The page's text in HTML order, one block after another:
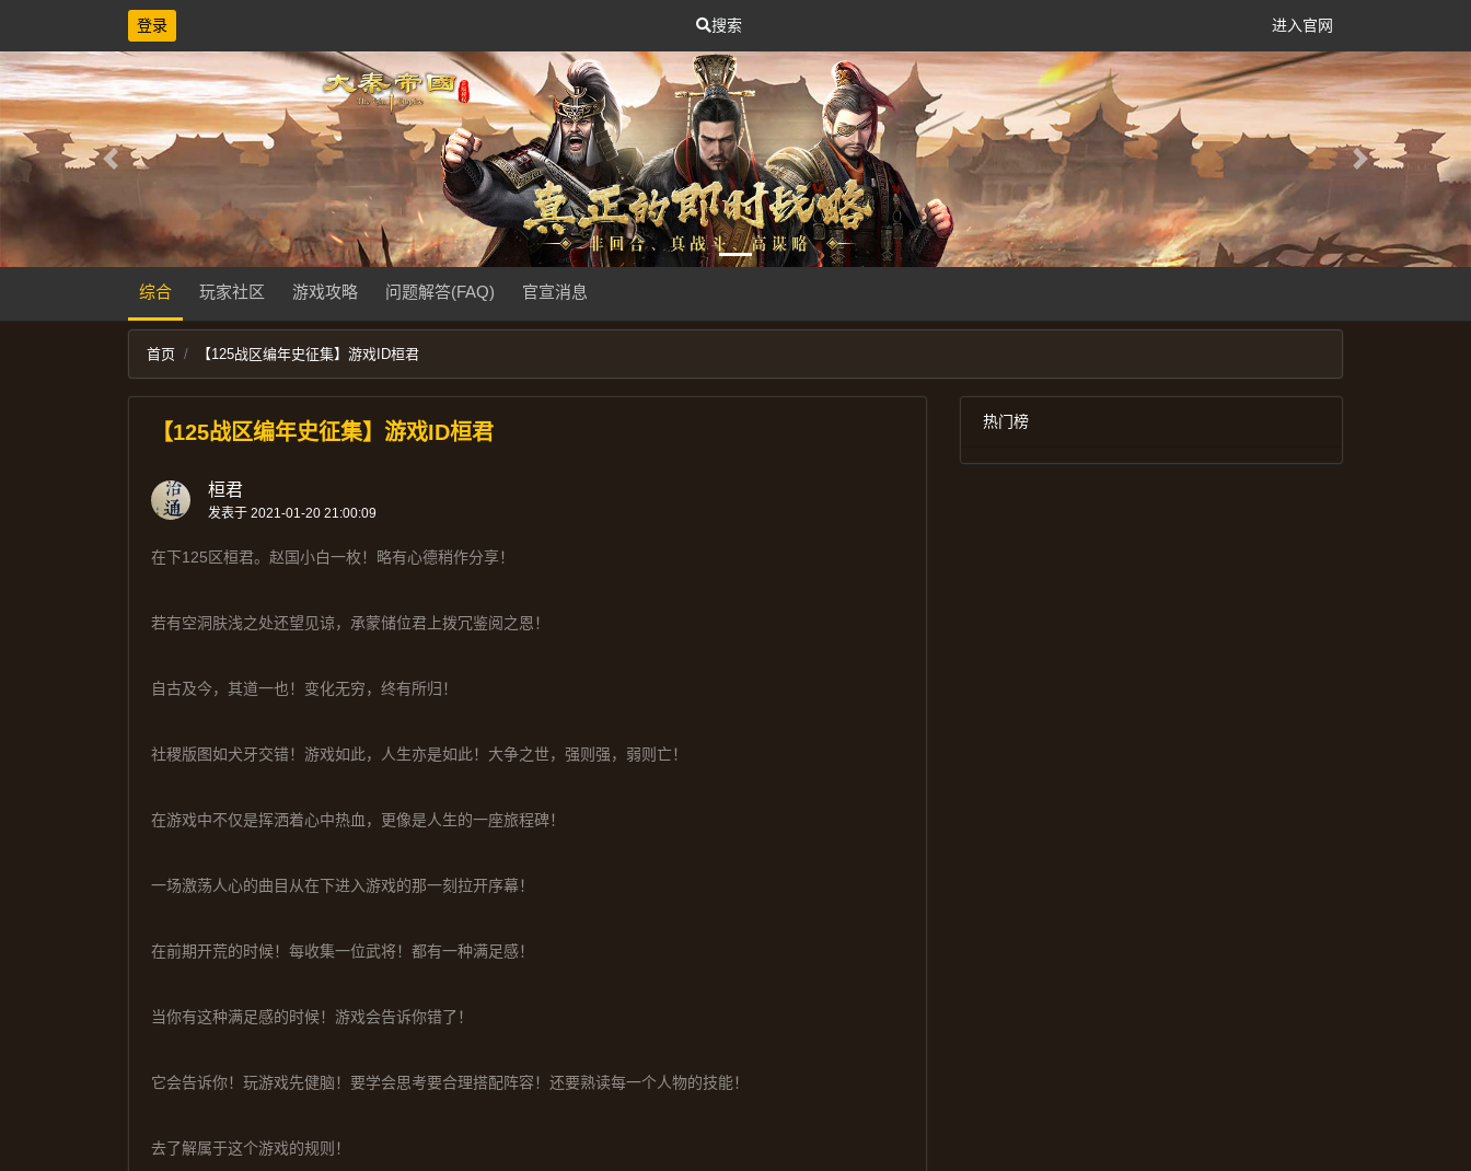
登录 搜索 进入官网
Previous Next
综合 玩家社区 游戏攻略 问题解答(FAQ) 官宣消息
首页 【125战区编年史征集】游戏ID桓君
【125战区编年史征集】游戏ID桓君
桓君
发表于 2021-01-20 21:00:09
在下125区桓君。赵国小白一枚！略有心德稍作分享！
若有空洞肤浅之处还望见谅，承蒙储位君上拨冗鉴阅之恩！
自古及今，其道一也！变化无穷，终有所归！
社稷版图如犬牙交错！游戏如此，人生亦是如此！大争之世，强则强，弱则亡！
在游戏中不仅是挥洒着心中热血，更像是人生的一座旅程碑！
一场激荡人心的曲目从在下进入游戏的那一刻拉开序幕！
在前期开荒的时候！每收集一位武将！都有一种满足感！
当你有这种满足感的时候！游戏会告诉你错了！
它会告诉你！玩游戏先健脑！要学会思考要合理搭配阵容！还要熟读每一个人物的技能！
去了解属于这个游戏的规则！
热门榜